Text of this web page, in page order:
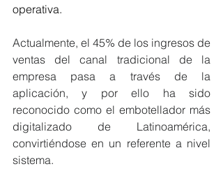
operativa.
Actualmente, el 45% de los ingresos de
ventas del canal tradicional de la
empresa pasa a través de la
aplicación, y por ello ha sido
reconocido como el embotellador más
digitalizado de Latinoamérica,
convirtiéndose en un referente a nivel
sistema.